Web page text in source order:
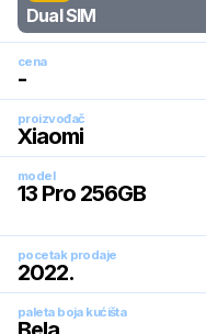
Dual SIM
cena
-
proizvođač
Xiaomi
model
13 Pro 256GB
pocetak prodaje
2022.
paleta boja kućišta